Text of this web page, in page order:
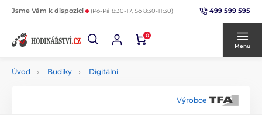
Jsme Vám k dispozici (Po-Pá 8:30-17, So 8:30-11:30) 499 599 595
0
Menu
Úvod Budíky Digitální
Výrobce